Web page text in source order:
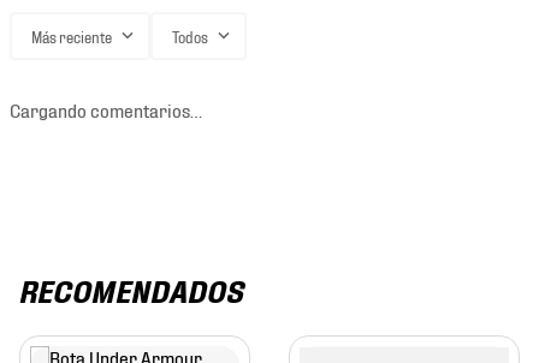
Más reciente Todos
Cargando comentarios…
RECOMENDADOS